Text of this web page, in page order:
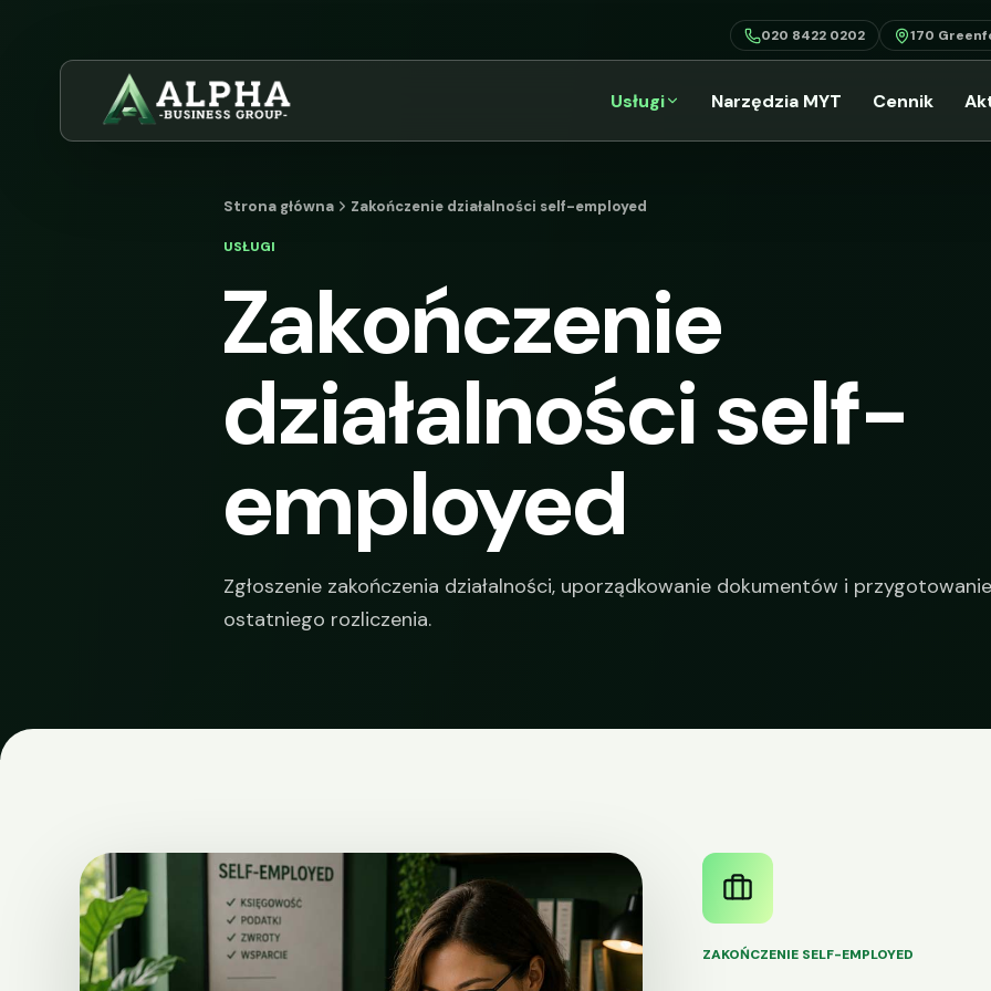
020 8422 0202 170
Usługi Narzędzia MYT Cennik
Strona główna Zakończenie działalności self-employed
USŁUGI
Zakończenie
działalności self-
employed
Zgłoszenie zakończenia działalności, uporządkowanie dokumentów i przygotowanie
ostatniego rozliczenia.
ZAKOŃCZENIE SELF-EMPLOYED